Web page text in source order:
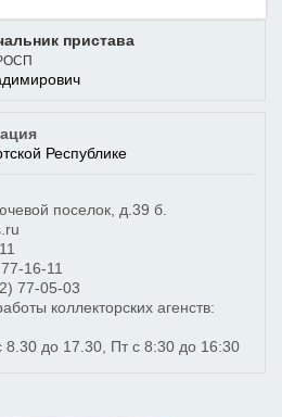
пристава
Республике
поселок, д.39 б.
16-11
77-05-03
коллекторских агенств:
до 17.30, Пт с 8:30 до 16:30